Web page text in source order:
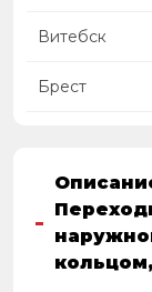
Витебск
Брест
кольцом,